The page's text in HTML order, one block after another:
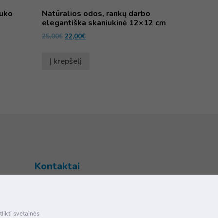
Natūralios odos, rankų darbo
elegantiška skaniukinė 12×12 cm
25,00€ 22,00€
Į krepšelį
Kontaktai
svetainės